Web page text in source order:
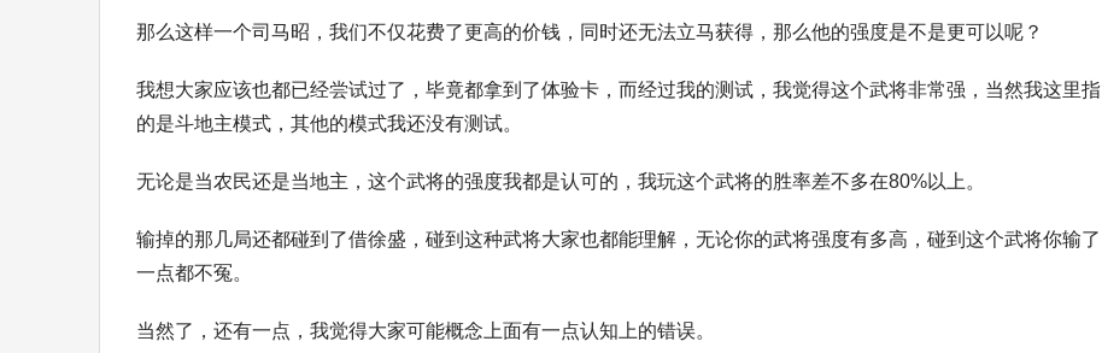
那么这样一个司马昭，我们不仅花费了更高的价钱，同时还无法立马获得，那么他的强度是不是更可以呢？
我想大家应该也都已经尝试过了，毕竟都拿到了体验卡，而经过我的测试，我觉得这个武将非常强，当然我这里指
的是斗地主模式，其他的模式我还没有测试。
无论是当农民还是当地主，这个武将的强度我都是认可的，我玩这个武将的胜率差不多在80%以上。
输掉的那几局还都碰到了借徐盛，碰到这种武将大家也都能理解，无论你的武将强度有多高，碰到这个武将你输了
一点都不冤。
当然了，还有一点，我觉得大家可能概念上面有一点认知上的错误。